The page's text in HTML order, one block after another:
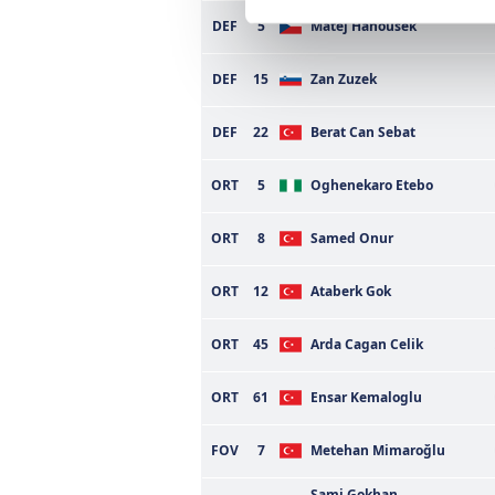
çerezler vasıtasıyla çeşitli
reklam/pazarlama faaliyetlerinin
Çerezlere ilişkin tercihlerinizi
mevzuata uygun olarak
DEF 5 Matej Hanousek
DEF 15 Zan Zuzek
DEF 22 Berat Can Sebat
ORT 5 Oghenekaro Etebo
ORT 8 Samed Onur
ORT 12 Ataberk Gok
ORT 45 Arda Cagan Celik
ORT 61 Ensar Kemaloglu
FOV 7 Metehan Mimaroğlu